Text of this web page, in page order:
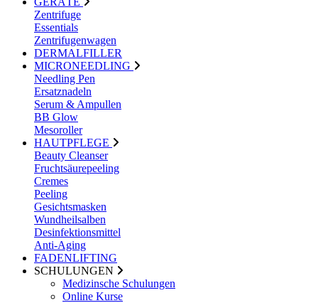
Zentrifuge
Essentials
Zentrifugenwagen
DERMALFILLER
MICRONEEDLING
Needling Pen
Ersatznadeln
Serum & Ampullen
BB Glow
Mesoroller
HAUTPFLEGE
Beauty Cleanser
Fruchtsäurepeeling
Cremes
Peeling
Gesichtsmasken
Wundheilsalben
Desinfektionsmittel
Anti-Aging
FADENLIFTING
SCHULUNGEN
Medizinsche Schulungen
Online Kurse